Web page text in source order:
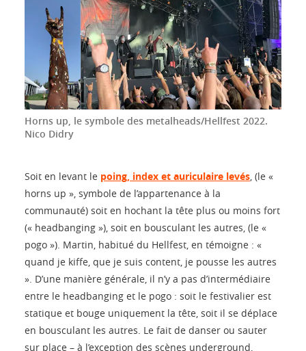
Horns up, le symbole des metalheads/Hellfest 2022.
Nico Didry
Soit en levant le poing, index et auriculaire levés, (le «
horns up », symbole de l’appartenance à la
communauté) soit en hochant la tête plus ou moins fort
(« headbanging »), soit en bousculant les autres, (le «
pogo »). Martin, habitué du Hellfest, en témoigne : «
quand je kiffe, que je suis content, je pousse les autres
». D’une manière générale, il n’y a pas d’intermédiaire
entre le headbanging et le pogo : soit le festivalier est
statique et bouge uniquement la tête, soit il se déplace
en bousculant les autres. Le fait de danser ou sauter
sur place – à l’exception des scènes underground,